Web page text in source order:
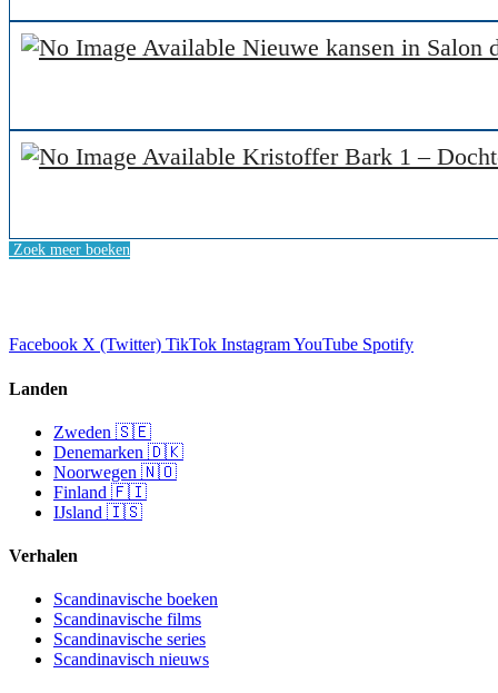
Nieuwe kansen in Salon
Kristoffer Bark 1 –
Zoek meer boeken
Facebook X (Twitter) TikTok InstagramYouTube Spotify
Landen
Zweden 🇸🇪
Denemarken 🇩🇰
Noorwegen 🇳🇴
Finland 🇫🇮
IJsland 🇮🇸
Verhalen
Scandinavische boeken
Scandinavische films
Scandinavische series
Scandinavisch nieuws